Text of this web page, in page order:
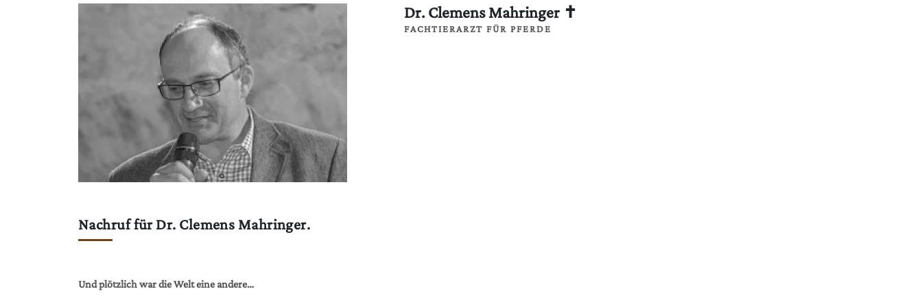
Dr. Clemens Mahringer ✝
FACHTIERARZT FÜR PFERDE
Nachruf für Dr. Clemens Mahringer.
Und plötzlich war die Welt eine andere…